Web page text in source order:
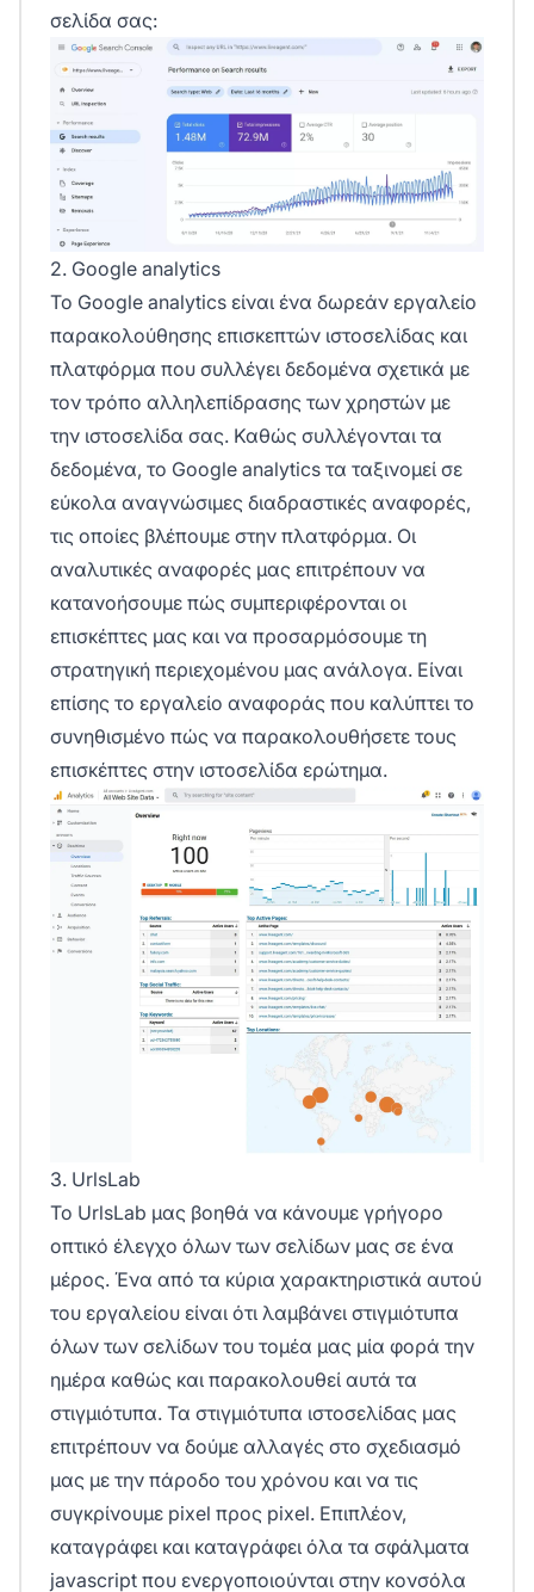
σελίδα σας:
2. Google analytics
Το Google analytics είναι ένα δωρεάν εργαλείο
παρακολούθησης επισκεπτών ιστοσελίδας και
πλατφόρμα που συλλέγει δεδομένα σχετικά με
τον τρόπο αλληλεπίδρασης των χρηστών με
την ιστοσελίδα σας. Καθώς συλλέγονται τα
δεδομένα, το Google analytics τα ταξινομεί σε
εύκολα αναγνώσιμες διαδραστικές αναφορές,
τις οποίες βλέπουμε στην πλατφόρμα. Οι
αναλυτικές αναφορές μας επιτρέπουν να
κατανοήσουμε πώς συμπεριφέρονται οι
επισκέπτες μας και να προσαρμόσουμε τη
στρατηγική περιεχομένου μας ανάλογα. Είναι
επίσης το εργαλείο αναφοράς που καλύπτει το
συνηθισμένο πώς να παρακολουθήσετε τους
επισκέπτες στην ιστοσελίδα ερώτημα.
3. UrlsLab
Το UrlsLab μας βοηθά να κάνουμε γρήγορο
οπτικό έλεγχο όλων των σελίδων μας σε ένα
μέρος. Ένα από τα κύρια χαρακτηριστικά αυτού
του εργαλείου είναι ότι λαμβάνει στιγμιότυπα
όλων των σελίδων του τομέα μας μία φορά την
ημέρα καθώς και παρακολουθεί αυτά τα
στιγμιότυπα. Τα στιγμιότυπα ιστοσελίδας μας
επιτρέπουν να δούμε αλλαγές στο σχεδιασμό
μας με την πάροδο του χρόνου και να τις
συγκρίνουμε pixel προς pixel. Επιπλέον,
καταγράφει και καταγράφει όλα τα σφάλματα
javascript που ενεργοποιούνται στην κονσόλα